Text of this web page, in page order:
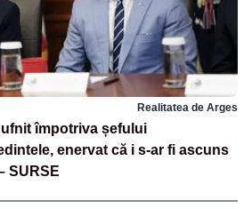
Realitatea de Arges
împotriva șefului
enervat că i s-ar fi ascuns
SURSE